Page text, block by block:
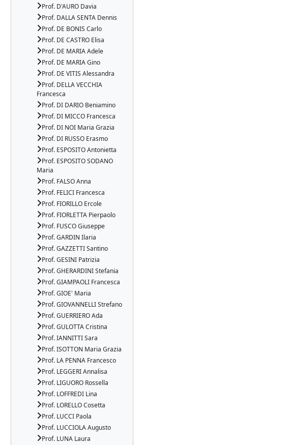
Prof. D'AURO Davia
Prof. DALLA SENTA Dennis
Prof. DE BONIS Carlo
Prof. DE CASTRO Elisa
Prof. DE MARIA Adele
Prof. DE MARIA Gino
Prof. DE VITIS Alessandra
Prof. DELLA VECCHIA
Francesca
Prof. DI DARIO Beniamino
Prof. DI MICCO Francesca
Prof. DI NOI Maria Grazia
Prof. DI RUSSO Erasmo
Prof. ESPOSITO Antonietta
Prof. ESPOSITO SODANO
Maria
Prof. FALSO Anna
Prof. FELICI Francesca
Prof. FIORILLO Ercole
Prof. FIORLETTA Pierpaolo
Prof. FUSCO Giuseppe
Prof. GARDIN Ilaria
Prof. GAZZETTI Santino
Prof. GESINI Patrizia
Prof. GHERARDINI Stefania
Prof. GIAMPAOLI Francesca
Prof. GIOE' Maria
Prof. GIOVANNELLI Strefano
Prof. GUERRIERO Ada
Prof. GULOTTA Cristina
Prof. IANNITTI Sara
Prof. ISOTTON Maria Grazia
Prof. LA PENNA Francesco
Prof. LEGGERI Annalisa
Prof. LIGUORO Rossella
Prof. LOFFREDI Lina
Prof. LORELLO Cosetta
Prof. LUCCI Paola
Prof. LUCCIOLA Augusto
Prof. LUNA Laura